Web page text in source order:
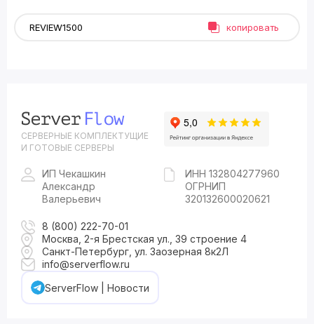
копировать
СЕРВЕРНЫЕ КОМПЛЕКТУЩИЕ
И ГОТОВЫЕ СЕРВЕРЫ
ИП Чекашкин
Александр
Валерьевич
ИНН 132804277960
ОГРНИП
320132600020621
8 (800) 222-70-01
Москва, 2-я Брестская ул., 39 строение 4
Санкт-Петербург, ул. Заозерная 8к2Л
info@serverflow.ru
ServerFlow | Новости